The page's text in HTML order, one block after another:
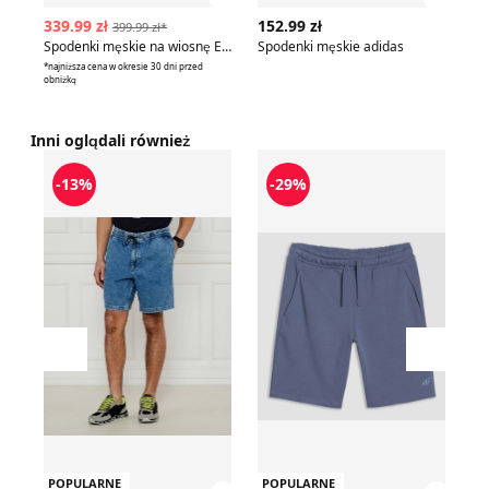
339.99 zł 399.99 zł*
Spodenki męskie na wiosnę EA7
*najniższa cena w okresie 30 dni przed
obniżką
152.99 zł
Spodenki męskie adidas
Inni oglądali również
Przesuń w lewo
BOSS ORANGE - Spodenki męskie
POPULARNE
-13%
Spodenki męskie letnie
POPULARNE
-29%